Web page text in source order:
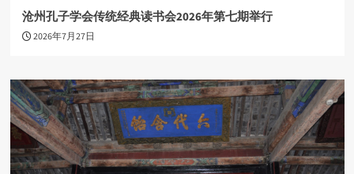
沧州孔子学会传统经典读书会2026年第七期举行
2026年7月27日